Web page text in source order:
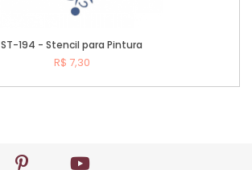
ST-194 - Stencil para Pintura
R$ 7,30